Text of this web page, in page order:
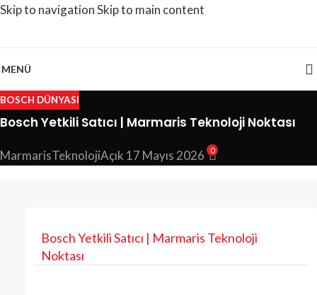
Skip to navigationSkip to main content
MENÜ
BOSCH DÜNYASI
Bosch Yetkili Satıcı | Marmaris Teknoloji Noktası
MarmarisTeknolojiAçık 17 Mayıs 2026 0
Bosch Yetkili Satıcı | Marmaris Teknoloji
Noktası